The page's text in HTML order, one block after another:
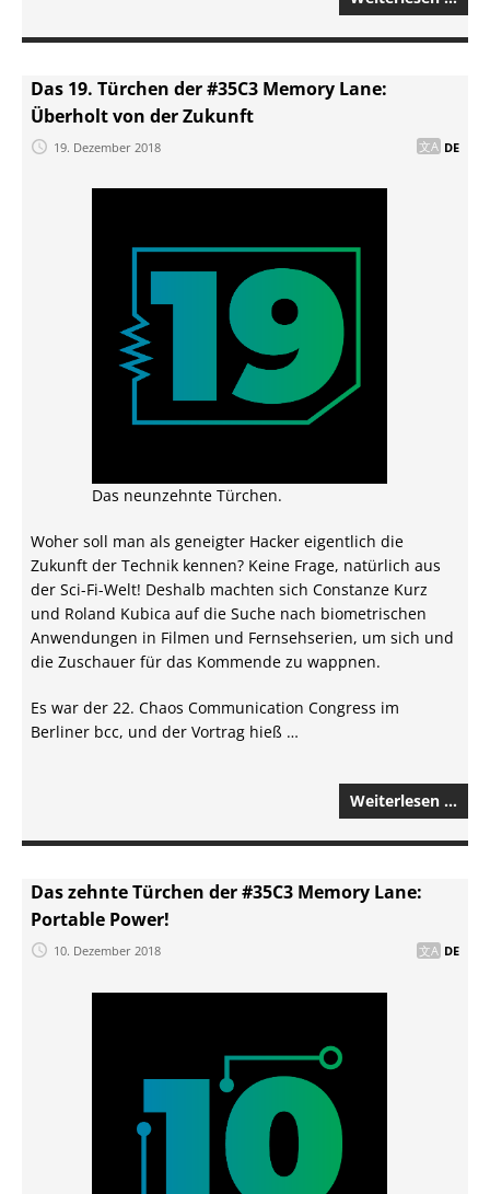
Das 19. Türchen der #35C3 Memory Lane:
Überholt von der Zukunft
19. Dezember 2018 DE
Das neunzehnte Türchen.
Woher soll man als geneigter Hacker eigentlich die
Zukunft der Technik kennen? Keine Frage, natürlich aus
der Sci-Fi-Welt! Deshalb machten sich Constanze Kurz
und Roland Kubica auf die Suche nach biometrischen
Anwendungen in Filmen und Fernsehserien, um sich und
die Zuschauer für das Kommende zu wappnen.
Es war der 22. Chaos Communication Congress im
Berliner bcc, und der Vortrag hieß …
Weiterlesen …
Das zehnte Türchen der #35C3 Memory Lane:
Portable Power!
10. Dezember 2018 DE